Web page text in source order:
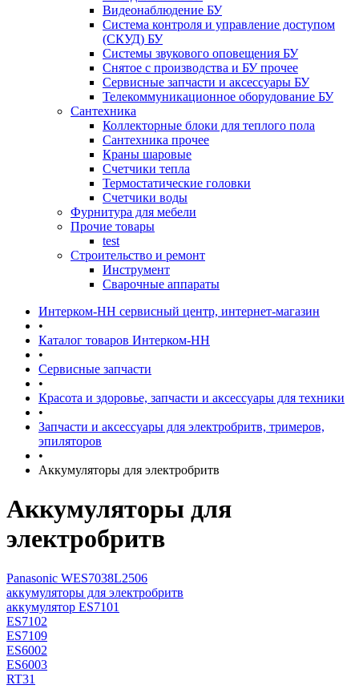
Видеонаблюдение БУ
Система контроля и управление доступом
(СКУД) БУ
Системы звукового оповещения БУ
Снятое с производства и БУ прочее
Сервисные запчасти и аксессуары БУ
Телекоммуникационное оборудование БУ
Сантехника
Коллекторные блоки для теплого пола
Сантехника прочее
Краны шаровые
Счетчики тепла
Термоcтатические головки
Счетчики воды
Фурнитура для мебели
Прочие товары
test
Строительство и ремонт
Инструмент
Сварочные аппараты
Интерком-НН сервисный центр, интернет-магазин
•
Каталог товаров Интерком-НН
•
Сервисные запчасти
•
Красота и здоровье, запчасти и аксессуары для техники
•
Запчасти и аксессуары для электробритв, тримеров,
эпиляторов
•
Аккумуляторы для электробритв
Аккумуляторы для
электробритв
Panasonic WES7038L2506
аккумуляторы для электробритв
аккумулятор ES7101
ES7102
ES7109
ES6002
ES6003
RT31